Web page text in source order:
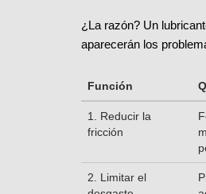
¿La razón? Un
aparecerán los
Función
1. Reducir la
fricción
2. Limitar el